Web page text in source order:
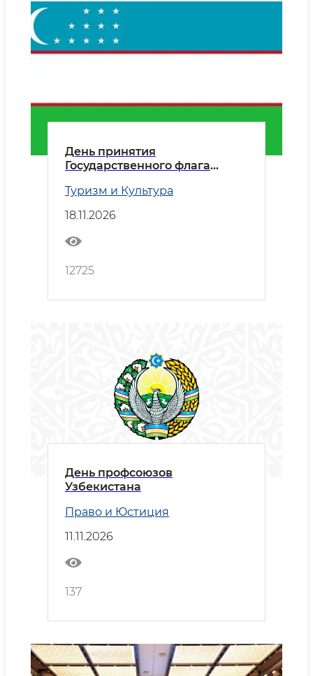
День принятия
Государственного флага
Туризм и Культура
18.11.2026
12725
День профсоюзов
Узбекистана
Право и Юстиция
11.11.2026
137